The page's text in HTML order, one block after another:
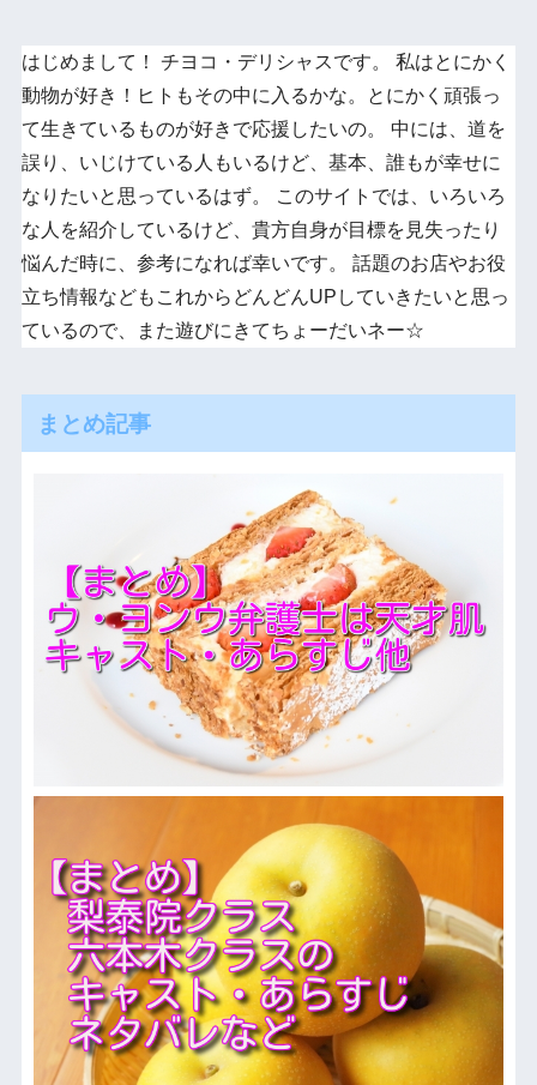
はじめまして！ チヨコ・デリシャスです。 私はとにかく
動物が好き！ヒトもその中に入るかな。とにかく頑張っ
て生きているものが好きで応援したいの。 中には、道を
誤り、いじけている人もいるけど、基本、誰もが幸せに
なりたいと思っているはず。 このサイトでは、いろいろ
な人を紹介しているけど、貴方自身が目標を見失ったり
悩んだ時に、参考になれば幸いです。 話題のお店やお役
立ち情報などもこれからどんどんUPしていきたいと思っ
ているので、また遊びにきてちょーだいネー☆
まとめ記事